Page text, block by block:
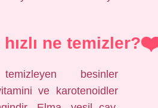
ne temizler?
besinler
ve karotenoidler